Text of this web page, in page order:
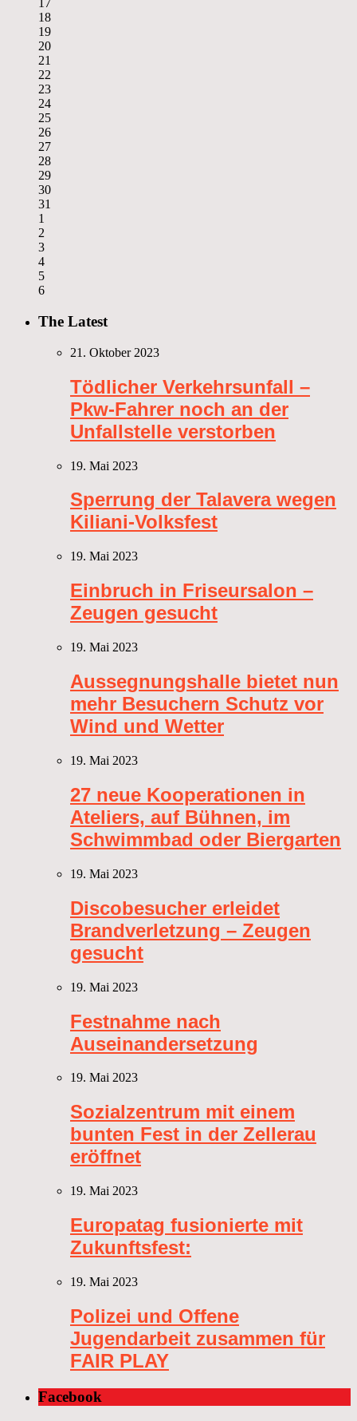
17
18
19
20
21
22
23
24
25
26
27
28
29
30
31
1
2
3
4
5
6
The Latest
21. Oktober 2023
Tödlicher Verkehrsunfall –
Pkw-Fahrer noch an der
Unfallstelle verstorben
19. Mai 2023
Sperrung der Talavera wegen
Kiliani-Volksfest
19. Mai 2023
Einbruch in Friseursalon –
Zeugen gesucht
19. Mai 2023
Aussegnungshalle bietet nun
mehr Besuchern Schutz vor
Wind und Wetter
19. Mai 2023
27 neue Kooperationen in
Ateliers, auf Bühnen, im
Schwimmbad oder Biergarten
19. Mai 2023
Discobesucher erleidet
Brandverletzung – Zeugen
gesucht
19. Mai 2023
Festnahme nach
Auseinandersetzung
19. Mai 2023
Sozialzentrum mit einem
bunten Fest in der Zellerau
eröffnet
19. Mai 2023
Europatag fusionierte mit
Zukunftsfest:
19. Mai 2023
Polizei und Offene
Jugendarbeit zusammen für
FAIR PLAY
Facebook